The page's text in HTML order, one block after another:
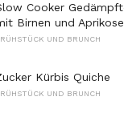
Cooker
Birnen und
UND BRUNCH
Kürbis Quiche
UND BRUNCH